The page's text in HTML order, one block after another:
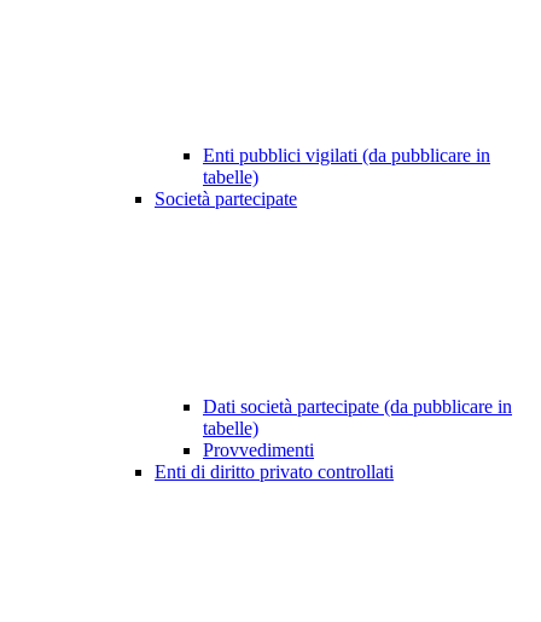
Enti pubblici vigilati (da pubblicare in
tabelle)
Società partecipate
Dati società partecipate (da pubblicare in
tabelle)
Provvedimenti
Enti di diritto privato controllati